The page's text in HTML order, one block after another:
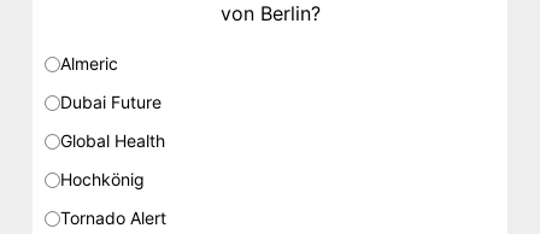
von Berlin?
Almeric
Dubai Future
Global Health
Hochkönig
Tornado Alert